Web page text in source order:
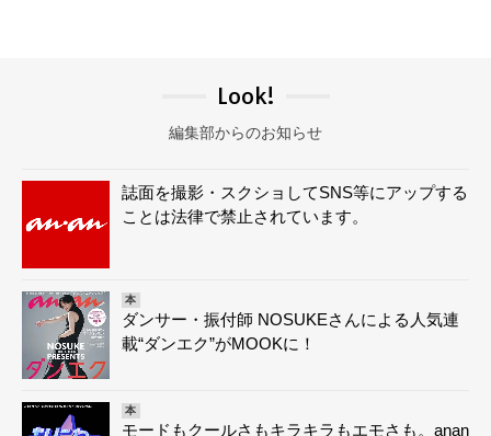
Look!
編集部からのお知らせ
誌面を撮影・スクショしてSNS等にアップする
ことは法律で禁止されています。
本
ダンサー・振付師 NOSUKEさんによる人気連
載“ダンエク”がMOOKに！
本
モードもクールさもキラキラもエモさも。anan